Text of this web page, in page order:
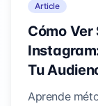
Article
Cómo Ver
Tu
Aprende